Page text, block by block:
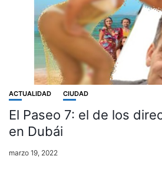
ACTUALIDAD CIUDAD
El Paseo 7: el de los
en Dubái
marzo 19, 2022